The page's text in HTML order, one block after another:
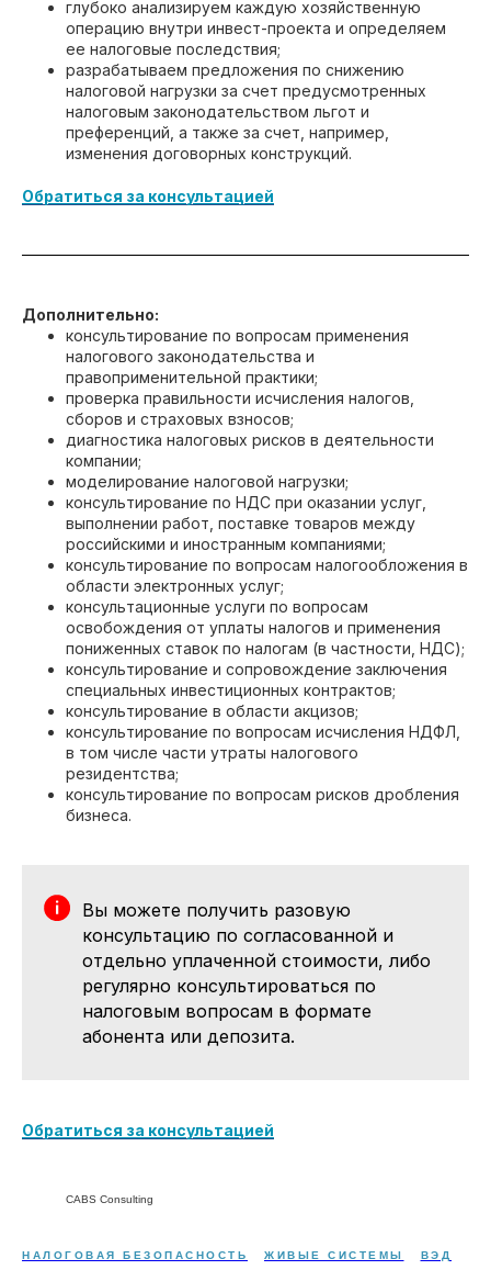
глубоко анализируем каждую хозяйственную
операцию внутри инвест-проекта и определяем
ее налоговые последствия;
разрабатываем предложения по снижению
налоговой нагрузки за счет предусмотренных
налоговым законодательством льгот и
преференций, а также за счет, например,
изменения договорных конструкций.
Обратиться за консультацией
Дополнительно:
консультирование по вопросам применения
налогового законодательства и
правоприменительной практики;
проверка правильности исчисления налогов,
сборов и страховых взносов;
диагностика налоговых рисков в деятельности
компании;
моделирование налоговой нагрузки;
консультирование по НДС при оказании услуг,
выполнении работ, поставке товаров между
российскими и иностранным компаниями;
консультирование по вопросам налогообложения в
области электронных услуг;
консультационные услуги по вопросам
освобождения от уплаты налогов и применения
пониженных ставок по налогам (в частности, НДС);
консультирование и сопровождение заключения
специальных инвестиционных контрактов;
консультирование в области акцизов;
консультирование по вопросам исчисления НДФЛ,
в том числе части утраты налогового
резидентства;
консультирование по вопросам рисков дробления
бизнеса.
Вы можете получить разовую
консультацию по согласованной и
отдельно уплаченной стоимости, либо
регулярно консультироваться по
налоговым вопросам в формате
абонента или депозита.
Обратиться за консультацией
CABS Consulting
НАЛОГОВАЯ БЕЗОПАСНОСТЬ ЖИВЫЕ СИСТЕМЫ ВЭД